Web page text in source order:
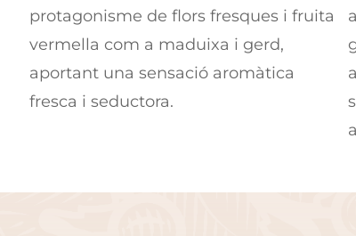
protagonisme de flors fresques i fruita
vermella com a maduixa i gerd,
aportant una sensació aromàtica
fresca i seductora.